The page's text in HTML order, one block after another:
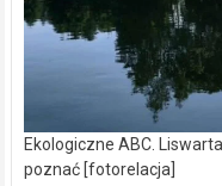
Ekologiczne ABC.
poznać [fotorelacja]